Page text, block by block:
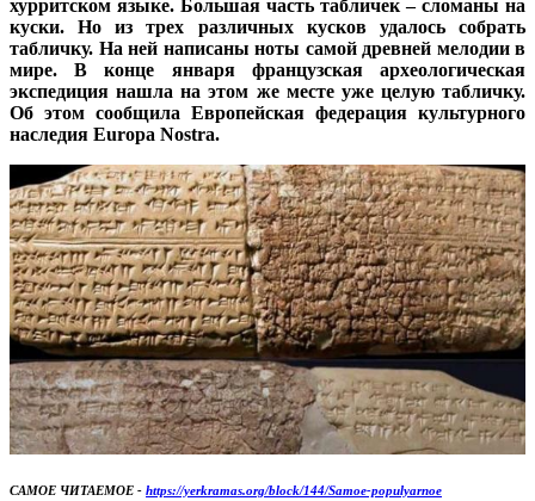
хурритском языке. Большая часть табличек – сломаны на
куски. Но из трех различных кусков удалось собрать
табличку. На ней написаны ноты самой древней мелодии в
мире. В конце января французская археологическая
экспедиция нашла на этом же месте уже целую табличку.
Об этом сообщила Европейская федерация культурного
наследия Europa Nostra.
САМОЕ ЧИТАЕМОЕ - https://yerkramas.org/block/144/Samoe-populyarnoe